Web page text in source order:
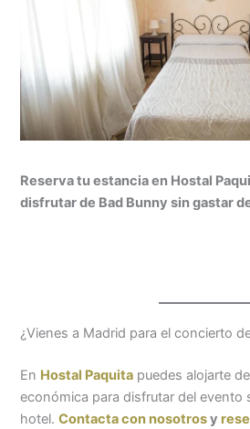
Reserva tu estancia en Hostal
disfrutar de Bad Bunny sin gastar
¿Vienes a Madrid para el concierto
En Hostal Paquita puedes alojarte
económica para disfrutar del evento
hotel.Contacta con nosotrosy